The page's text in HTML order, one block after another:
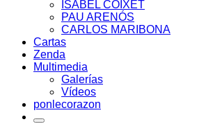
ISABEL COIXET
PAU ARENÓS
CARLOS MARIBONA
Cartas
Zenda
Multimedia
Galerías
Vídeos
ponlecorazon